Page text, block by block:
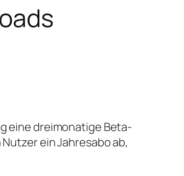
eine dreimonatige Beta-
ein Jahresabo ab,